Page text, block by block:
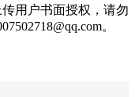
用户书面授权，请勿
。